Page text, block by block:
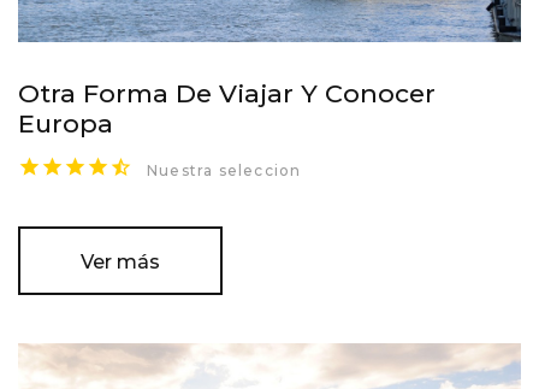
Otra Forma De Viajar Y Conocer
Europa
Nuestra seleccion
Ver más